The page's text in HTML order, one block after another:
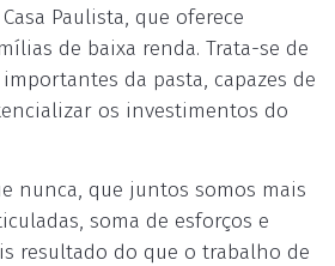
Paulista, que oferece
de baixa renda. Trata-se de
da pasta, capazes de
os investimentos do
nunca, que juntos somos mais
soma de esforços e
resultado do que o trabalho de